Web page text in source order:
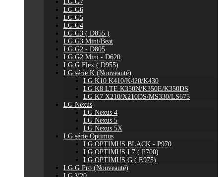
LG G7
LG G6
LG G5
LG G4
LG G3 ( D855 )
LG G3 Mini/Beat
LG G2 - D805
LG G2 Mini - D620
LG G Flex ( D955)
LG série K (Nouveauté)
LG K10 K410/K420/K430
LG K8 LTE K350N/K350E/K350DS
LG K7 X210/X210DS/MS330/LS675
LG Nexus
LG Nexus 4
LG Nexus 5
LG Nexus 5X
LG série Optimus
LG OPTIMUS BLACK - P970
LG OPTIMUS L7 ( P700)
LG OPTIMUS G ( E975)
LG G Pro (Nouveauté)